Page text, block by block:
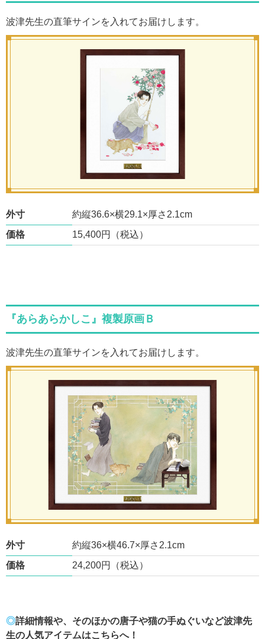
波津先生の直筆サインを入れてお届けします。
外寸
約縦36.6×横29.1×厚さ2.1cm
価格
15,400円（税込）
『あらあらかしこ』複製原画Ｂ
波津先生の直筆サインを入れてお届けします。
外寸
約縦36×横46.7×厚さ2.1cm
価格
24,200円（税込）
◎詳細情報や、そのほかの唐子や猫の手ぬぐいなど波津先
生の人気アイテムはこちらへ！